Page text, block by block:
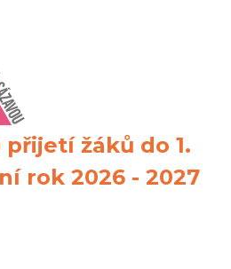
žáků do 1.
rok 2026 - 2027